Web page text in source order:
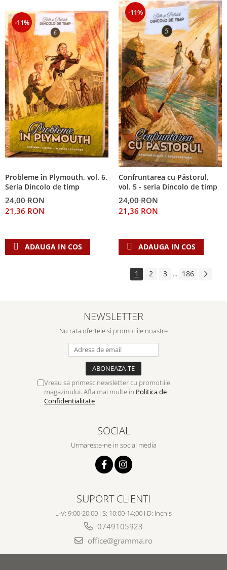
-11%
Probleme în Plymouth, vol. 6.
Seria Dincolo de timp
24,00 RON
21,36 RON
ADAUGA IN COS
-11%
Confruntarea cu Păstorul,
vol. 5 - seria Dincolo de timp
24,00 RON
21,36 RON
ADAUGA IN COS
1 2 3 ... 186
NEWSLETTER
Nu rata ofertele si promotiile noastre
Vreau sa primesc newsletter cu promotiile
magazinului. Afla mai multe in Politica de
Confidentialitate
SOCIAL
Urmareste-ne in social media
SUPORT CLIENTI
L-V: 9:00-20:00 I S: 10:00-14:00 I D: Inchis
0749105923
office@gramma.ro